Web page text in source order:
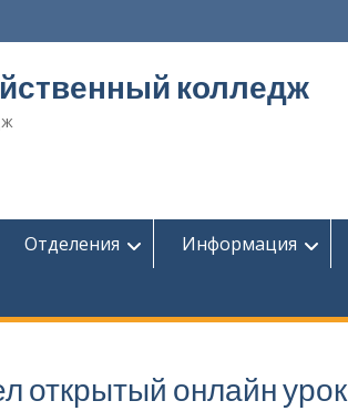
колледж
Отделения Информация
открытый онлайн урок